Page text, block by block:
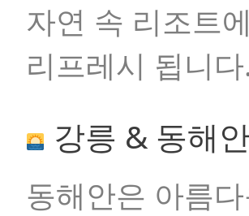
자연 속 리조트
리프레시 됩니다.
강릉 & 동해
동해안은 아름